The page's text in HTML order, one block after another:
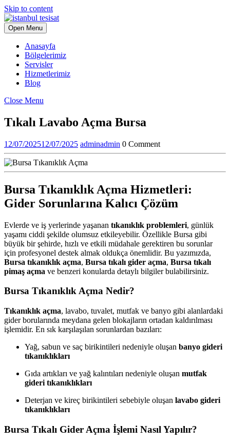
Skip to content
Open Menu
Anasayfa
Bölgelerimiz
Servisler
Hizmetlerimiz
Blog
Close Menu
Tıkalı Lavabo Açma Bursa
12/07/202512/07/2025 adminadmin 0 Comment
Bursa Tıkanıklık Açma Hizmetleri:
Gider Sorunlarına Kalıcı Çözüm
Evlerde ve iş yerlerinde yaşanan tıkanıklık problemleri, günlük
yaşamı ciddi şekilde olumsuz etkileyebilir. Özellikle Bursa gibi
büyük bir şehirde, hızlı ve etkili müdahale gerektiren bu sorunlar
için profesyonel destek almak oldukça önemlidir. Bu yazımızda,
Bursa tıkanıklık açma, Bursa tıkalı gider açma, Bursa tıkalı
pimaş açma ve benzeri konularda detaylı bilgiler bulabilirsiniz.
Bursa Tıkanıklık Açma Nedir?
Tıkanıklık açma, lavabo, tuvalet, mutfak ve banyo gibi alanlardaki
gider borularında meydana gelen blokajların ortadan kaldırılması
işlemidir. En sık karşılaşılan sorunlardan bazıları:
Yağ, sabun ve saç birikintileri nedeniyle oluşan banyo gideri
tıkanıklıkları
Gıda artıkları ve yağ kalıntıları nedeniyle oluşan mutfak
gideri tıkanıklıkları
Deterjan ve kireç birikintileri sebebiyle oluşan lavabo gideri
tıkanıklıkları
Bursa Tıkalı Gider Açma İşlemi Nasıl Yapılır?